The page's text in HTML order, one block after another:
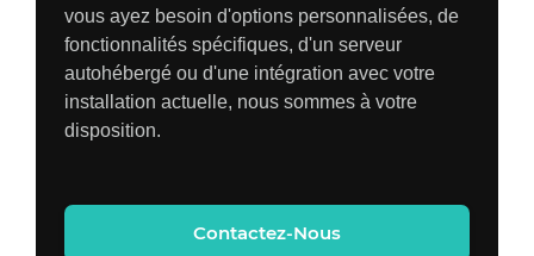
vous ayez besoin d'options personnalisées, de
fonctionnalités spécifiques, d'un serveur
autohébergé ou d'une intégration avec votre
installation actuelle, nous sommes à votre
disposition.
Contactez-Nous